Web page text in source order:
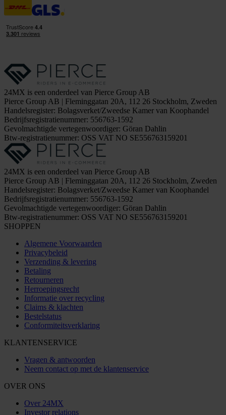
24MX is een onderdeel van Pierce Group AB
Pierce Group AB | Fleminggatan 20A, 112 26 Stockholm, Zweden
Handelsregister: Bolagsverket/Zweedse Kamer van Koophandel
Bedrijfsregistratienummer: 556763-1592
Gevolmachtigde vertegenwoordiger: Göran Dahlin
Btw-registratienummer: OSS VAT NO SE556763159201
24MX is een onderdeel van Pierce Group AB
Pierce Group AB | Fleminggatan 20A, 112 26 Stockholm, Zweden
Handelsregister: Bolagsverket/Zweedse Kamer van Koophandel
Bedrijfsregistratienummer: 556763-1592
Gevolmachtigde vertegenwoordiger: Göran Dahlin
Btw-registratienummer: OSS VAT NO SE556763159201
SHOPPEN
Algemene Voorwaarden
Privacybeleid
Verzending & levering
Betaling
Retourneren
Herroepingsrecht
Informatie over recycling
Claims & klachten
Bestelstatus
Conformiteitsverklaring
KLANTENSERVICE
Vragen & antwoorden
Neem contact op met de klantenservice
OVER ONS
Over 24MX
Investor relations